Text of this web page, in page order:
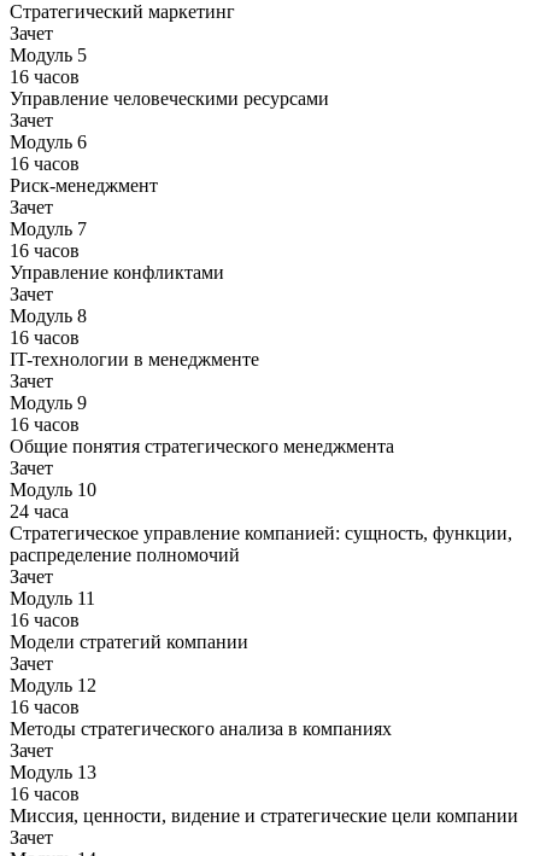
Стратегический маркетинг
Зачет
Модуль 5
16 часов
Управление человеческими ресурсами
Зачет
Модуль 6
16 часов
Риск-менеджмент
Зачет
Модуль 7
16 часов
Управление конфликтами
Зачет
Модуль 8
16 часов
IT-технологии в менеджменте
Зачет
Модуль 9
16 часов
Общие понятия стратегического менеджмента
Зачет
Модуль 10
24 часа
Стратегическое управление компанией: сущность, функции,
распределение полномочий
Зачет
Модуль 11
16 часов
Модели стратегий компании
Зачет
Модуль 12
16 часов
Методы стратегического анализа в компаниях
Зачет
Модуль 13
16 часов
Миссия, ценности, видение и стратегические цели компании
Зачет